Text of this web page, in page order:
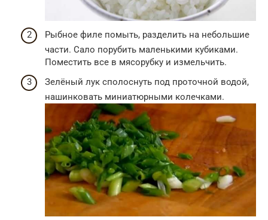
Рыбное филе помыть, разделить на небольшие
части. Сало порубить маленькими кубиками.
Поместить все в мясорубку и измельчить.
Зелёный лук сполоснуть под проточной водой,
нашинковать миниатюрными колечками.